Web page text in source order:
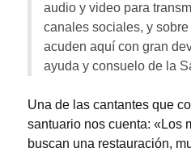
audio y video para
canales sociales, y
acuden aquí con gran
ayuda y consuelo de la
Una de las cantantes que
santuario nos cuenta: «Los
buscan una restauración,